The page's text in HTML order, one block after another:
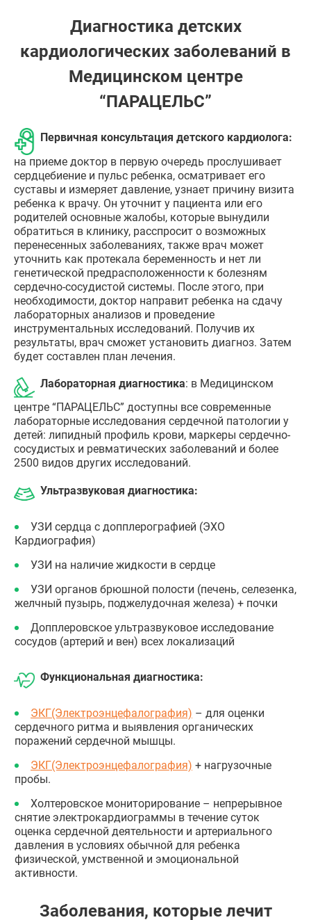
Диагностика детских
кардиологических заболеваний в
Медицинском центре
“ПАРАЦЕЛЬС”
Первичная консультация детского кардиолога:
на приеме доктор в первую очередь прослушивает
сердцебиение и пульс ребенка, осматривает его
суставы и измеряет давление, узнает причину визита
ребенка к врачу. Он уточнит у пациента или его
родителей основные жалобы, которые вынудили
обратиться в клинику, расспросит о возможных
перенесенных заболеваниях, также врач может
уточнить как протекала беременность и нет ли
генетической предрасположенности к болезням
сердечно-сосудистой системы. После этого, при
необходимости, доктор направит ребенка на сдачу
лабораторных анализов и проведение
инструментальных исследований. Получив их
результаты, врач сможет установить диагноз. Затем
будет составлен план лечения.
Лабораторная диагностика: в Медицинском
центре “ПАРАЦЕЛЬС” доступны все современные
лабораторные исследования сердечной патологии у
детей: липидный профиль крови, маркеры сердечно-
сосудистых и ревматических заболеваний и более
2500 видов других исследований.
Ультразвуковая диагностика:
УЗИ сердца с допплерографией (ЭХО
Кардиография)
УЗИ на наличие жидкости в сердце
УЗИ органов брюшной полости (печень, селезенка,
желчный пузырь, поджелудочная железа) + почки
Допплеровское ультразвуковое исследование
сосудов (артерий и вен) всех локализаций
Функциональная диагностика:
ЭКГ(Электроэнцефалография) – для оценки
сердечного ритма и выявления органических
поражений сердечной мышцы.
ЭКГ(Электроэнцефалография) + нагрузочные
пробы.
Холтеровское мониторирование – непрерывное
снятие электрокардиограммы в течение суток
оценка сердечной деятельности и артериального
давления в условиях обычной для ребенка
физической, умственной и эмоциональной
активности.
Заболевания, которые лечит